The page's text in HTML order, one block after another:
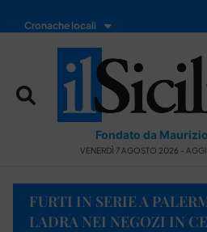
Cronache locali
Fondato da
VENERDÌ 7 AGOSTO 2026 -
FURTI IN SERIE A
LADRA NEI NEGOZI IN